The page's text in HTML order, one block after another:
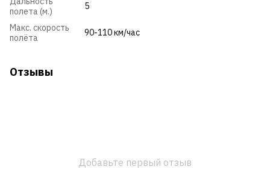
полета (м.)
5
Макс. скорость
полёта
90-110 км/час
Отзывы
Добавьте первый отзыв